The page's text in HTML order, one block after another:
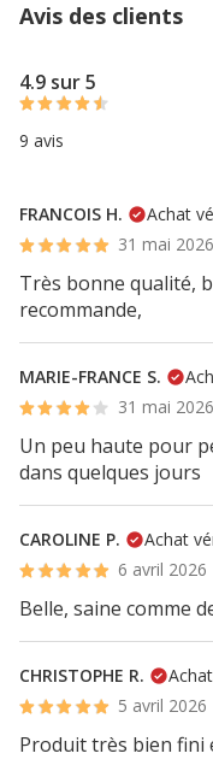
Avis des clients
4.9 sur 5
9 avis
89% des
FRANCOIS H.
Achat
31 mai 2026
Très bonne qualité,
recommande,
MARIE-FRANCE S.
31 mai 2026
Un peu haute pour
dans quelques jours
CAROLINE P.
Achat
6 avril 2026
Belle, saine comme
CHRISTOPHE R.
5 avril 2026
Produit très bien